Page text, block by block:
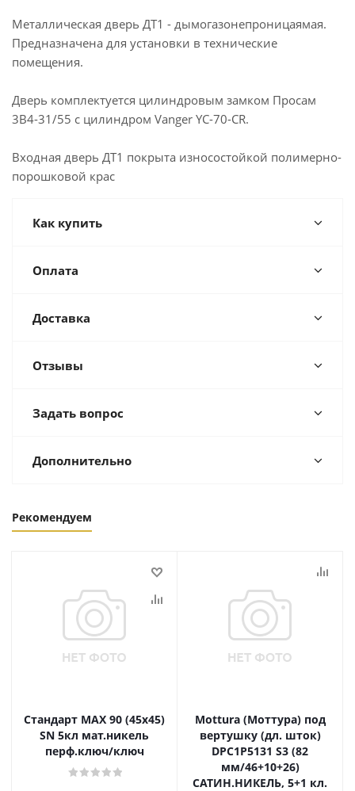
Металлическая дверь ДТ1 - дымогазонепроницаямая.
Предназначена для установки в технические
помещения.
Дверь комплектуется цилиндровым замком Просам
3В4-31/55 с цилиндром Vanger YC-70-CR.
Входная дверь ДТ1 покрыта износостойкой полимерно-
порошковой крас
Как купить
Оплата
Доставка
Отзывы
Задать вопрос
Дополнительно
Рекомендуем
Стандарт MAX 90 (45х45)
SN 5кл мат.никель
перф.ключ/ключ
Mottura (Моттура) под
вертушку (дл. шток)
DPC1P5131 S3 (82
мм/46+10+26)
САТИН.НИКЕЛЬ, 5+1 кл.